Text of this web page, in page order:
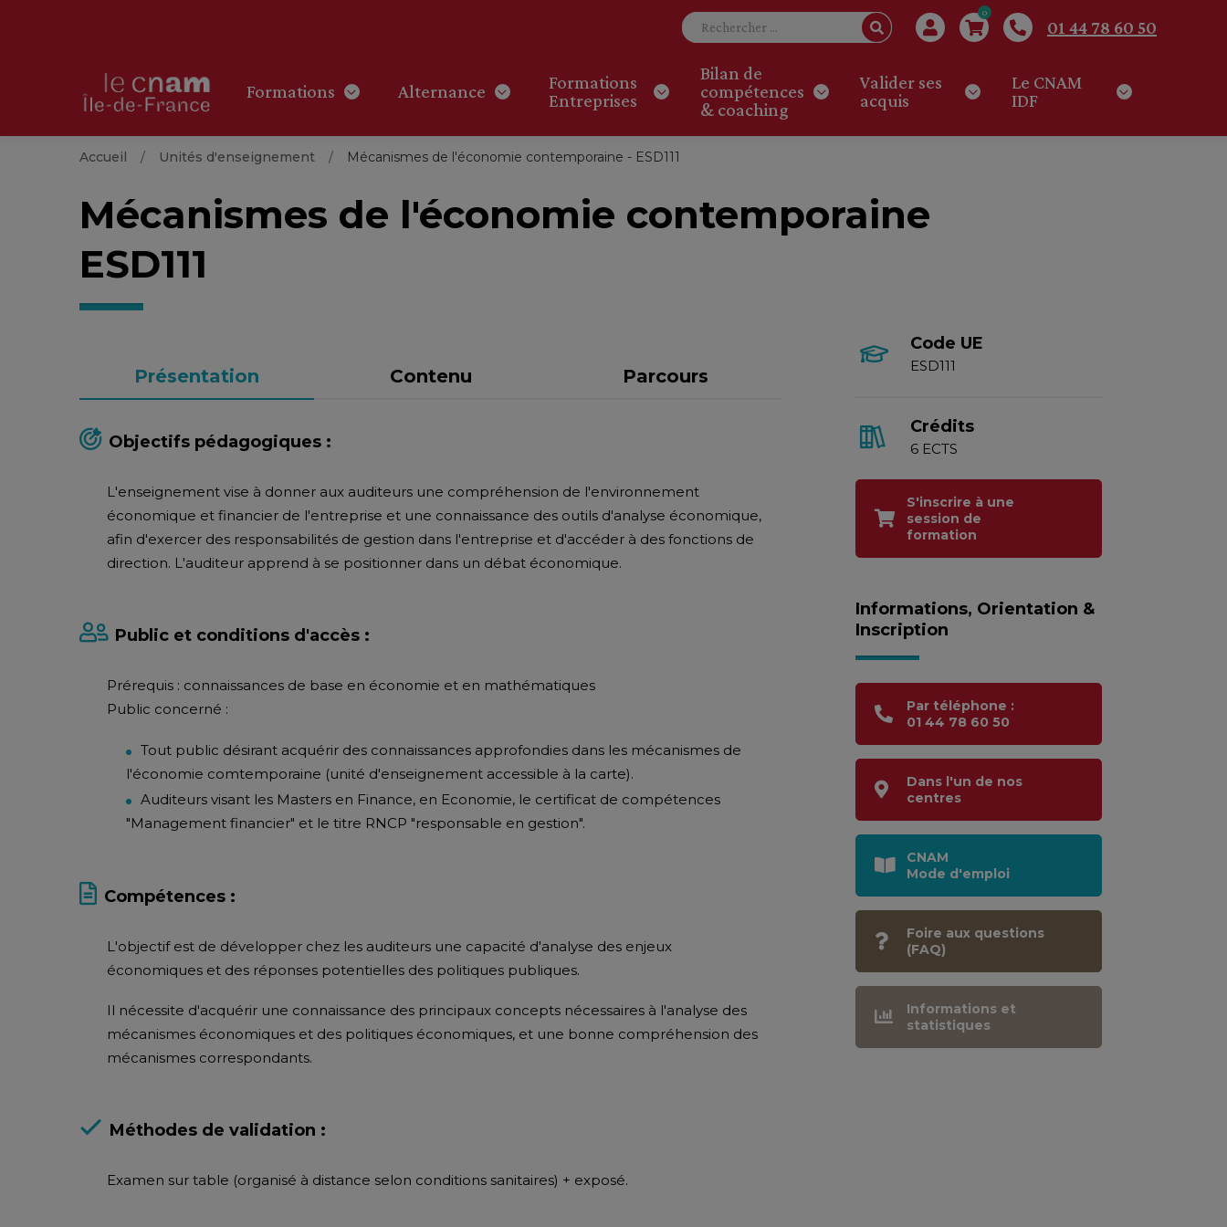
0
01 44 78 60 50
Formations Alternance
Formations
Entreprises
Bilan de
compétences
& coaching
Valider ses
acquis
Le CNAM
IDF
Accueil Unités d'enseignement Mécanismes de l'économie contemporaine - ESD111
Mécanismes de l'économie contemporaine
ESD111
Présentation Contenu Parcours
Objectifs pédagogiques :
L'enseignement vise à donner aux auditeurs une compréhension de l'environnement
économique et financier de l'entreprise et une connaissance des outils d'analyse économique,
afin d'exercer des responsabilités de gestion dans l'entreprise et d'accéder à des fonctions de
direction. L'auditeur apprend à se positionner dans un débat économique.
Public et conditions d'accès :
Prérequis : connaissances de base en économie et en mathématiques
Public concerné :
Tout public désirant acquérir des connaissances approfondies dans les mécanismes de
l'économie comtemporaine (unité d'enseignement accessible à la carte).
Auditeurs visant les Masters en Finance, en Economie, le certificat de compétences
"Management financier" et le titre RNCP "responsable en gestion".
Compétences :
L'objectif est de développer chez les auditeurs une capacité d'analyse des enjeux
économiques et des réponses potentielles des politiques publiques.
Il nécessite d'acquérir une connaissance des principaux concepts nécessaires à l'analyse des
mécanismes économiques et des politiques économiques, et une bonne compréhension des
mécanismes correspondants.
Méthodes de validation :
Examen sur table (organisé à distance selon conditions sanitaires) + exposé.
Code UE
ESD111
Crédits
6 ECTS
S'inscrire à une
session de
formation
Informations, Orientation &
Inscription
Par téléphone :
01 44 78 60 50
Dans l'un de nos
centres
CNAM
Mode d'emploi
Foire aux questions
(FAQ)
Informations et
statistiques